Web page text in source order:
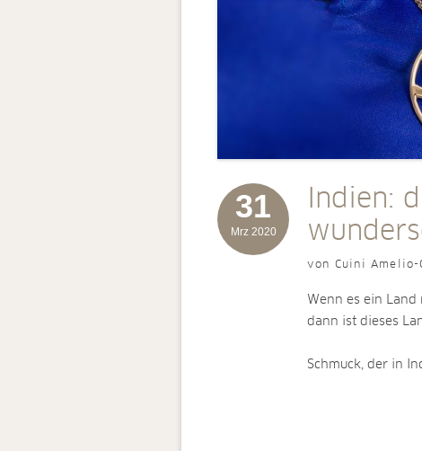
31
Mrz 2020
Indien:
von Cuini Amelio-
Wenn es ein
dann ist dieses
Schmuck, der in